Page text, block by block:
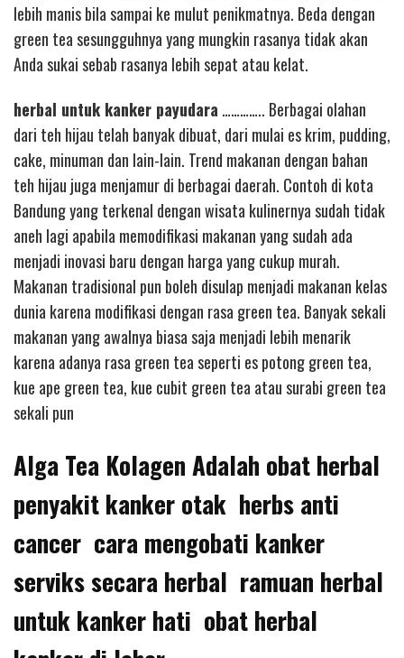
lebih manis bila sampai ke mulut penikmatnya. Beda dengan
green tea sesungguhnya yang mungkin rasanya tidak akan
Anda sukai sebab rasanya lebih sepat atau kelat.
herbal untuk kanker payudara ………….. Berbagai olahan
dari teh hijau telah banyak dibuat, dari mulai es krim, pudding,
cake, minuman dan lain-lain. Trend makanan dengan bahan
teh hijau juga menjamur di berbagai daerah. Contoh di kota
Bandung yang terkenal dengan wisata kulinernya sudah tidak
aneh lagi apabila memodifikasi makanan yang sudah ada
menjadi inovasi baru dengan harga yang cukup murah.
Makanan tradisional pun boleh disulap menjadi makanan kelas
dunia karena modifikasi dengan rasa green tea. Banyak sekali
makanan yang awalnya biasa saja menjadi lebih menarik
karena adanya rasa green tea seperti es potong green tea,
kue ape green tea, kue cubit green tea atau surabi green tea
sekali pun
Alga Tea Kolagen Adalah obat herbal
penyakit kanker otak herbs anti
cancer cara mengobati kanker
serviks secara herbal ramuan herbal
untuk kanker hati obat herbal